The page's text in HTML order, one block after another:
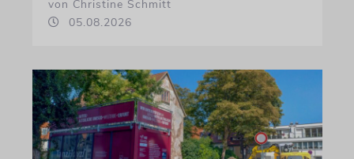
von Christine Schmitt
05.08.2026